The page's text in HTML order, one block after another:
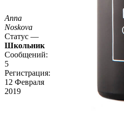
Anna
Noskova
Статус —
Школьник
Сообщений:
5
Регистрация:
12 Февраля
2019